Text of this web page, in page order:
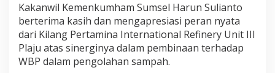
Kakanwil Kemenkumham Sumsel Harun Sulianto
berterima kasih dan mengapresiasi peran nyata
dari Kilang Pertamina International Refinery Unit III
Plaju atas sinerginya dalam pembinaan terhadap
WBP dalam pengolahan sampah.